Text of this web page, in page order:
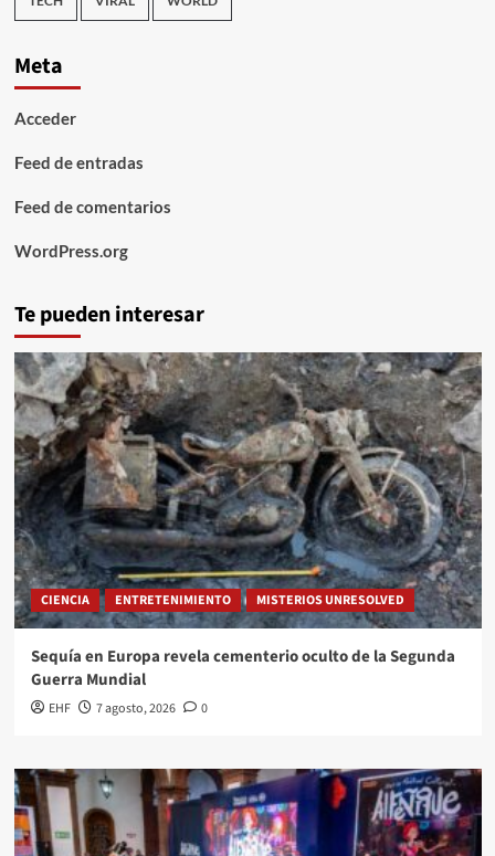
Meta
Acceder
Feed de entradas
Feed de comentarios
WordPress.org
Te pueden interesar
CIENCIA ENTRETENIMIENTO MISTERIOS UNRESOLVED
Sequía en Europa revela cementerio oculto de la Segunda
Guerra Mundial
EHF 7 agosto, 2026 0